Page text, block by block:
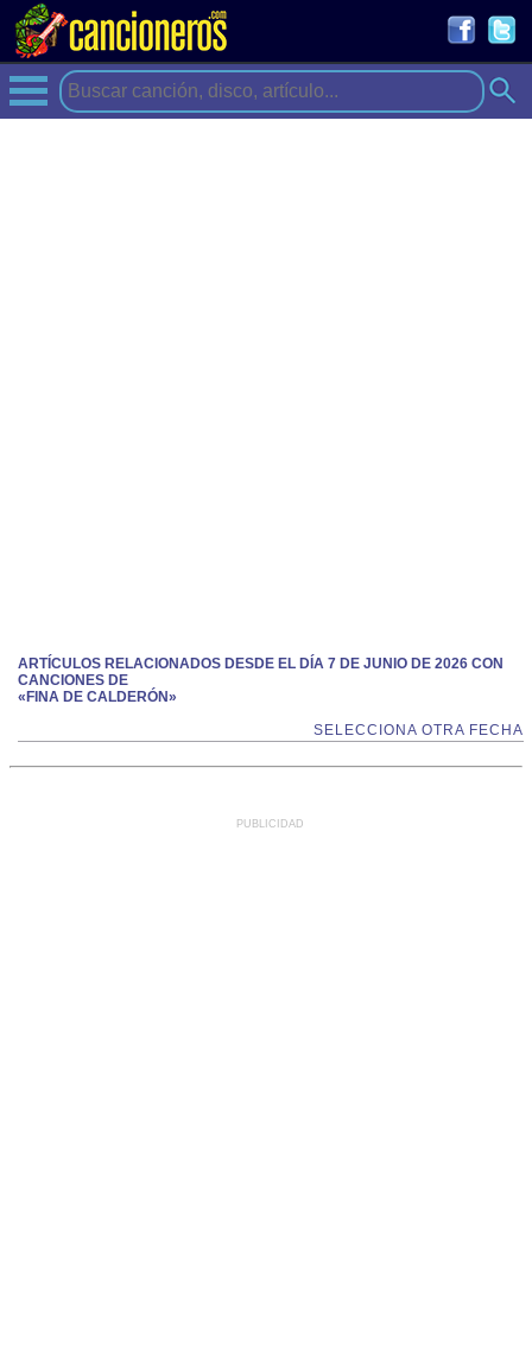
ARTÍCULOS RELACIONADOS DESDE EL DÍA 7 DE JUNIO DE 2026 CON
CANCIONES DE
«FINA DE CALDERÓN»
SELECCIONA OTRA FECHA
PUBLICIDAD